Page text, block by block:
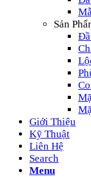
Sản
Giới Thiệu
Kỹ Thuật
Liên Hệ
Search
Menu